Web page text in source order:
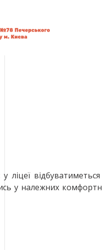
ліцеї
у належних